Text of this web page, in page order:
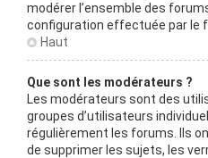
modérer l’ensemble des
configuration effectuée par le
Haut
Que sont les modérateurs ?
Les modérateurs sont des
groupes d’utilisateurs
régulièrement les forums. Ils
de supprimer les sujets, les